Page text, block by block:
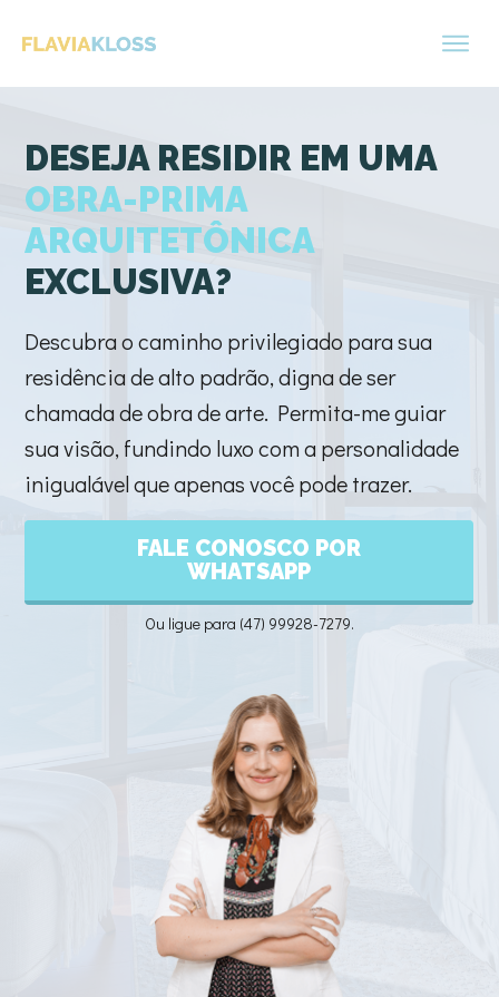
DESEJA RESIDIR EM UMA
OBRA-PRIMA
ARQUITETÔNICA
EXCLUSIVA?
Descubra o caminho privilegiado para sua
residência de alto padrão, digna de ser
chamada de obra de arte. Permita-me guiar
sua visão, fundindo luxo com a personalidade
inigualável que apenas você pode trazer.
FALE CONOSCO POR
WHATSAPP
Ou ligue para (47) 99928-7279.